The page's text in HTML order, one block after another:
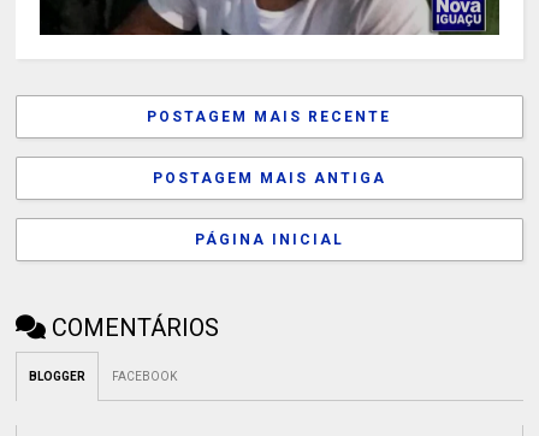
POSTAGEM MAIS RECENTE
POSTAGEM MAIS ANTIGA
PÁGINA INICIAL
COMENTÁRIOS
BLOGGER FACEBOOK